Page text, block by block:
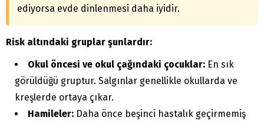
ediyorsa evde dinlenmesi daha iyidir.
Risk altındaki gruplar şunlardır:
Okul öncesi ve okul çağındaki çocuklar: En sık
görüldüğü gruptur. Salgınlar genellikle okullarda ve
kreşlerde ortaya çıkar.
Hamileler: Daha önce beşinci hastalık geçirmemiş